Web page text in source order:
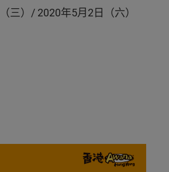
三）/ 2020年5月2日（六）